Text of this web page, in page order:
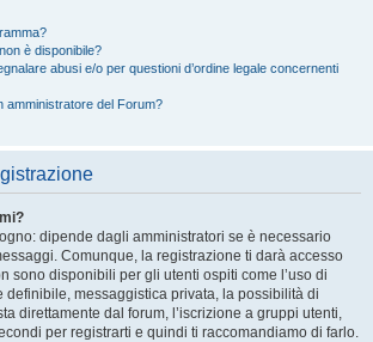
è disponibile?
abusi e/o per questioni d’ordine legale concernenti
amministratore del Forum?
dipende dagli amministratori se è necessario
Comunque, la registrazione ti darà accesso
sono disponibili per gli utenti ospiti come l’uso di
definibile, messaggistica privata, la possibilità di
direttamente dal forum, l’iscrizione a gruppi utenti,
per registrarti e quindi ti raccomandiamo di farlo.